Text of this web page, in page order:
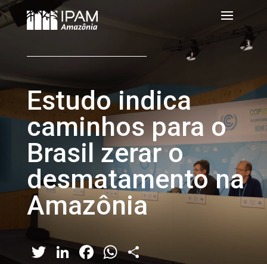
Estudo indica
caminhos para o
Brasil zerar o
desmatamento na
Amazônia
Twitter
LinkedIn
Facebook
WhatsApp
Share